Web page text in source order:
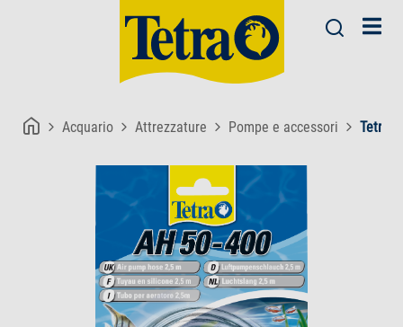
Acquario Attrezzature Pompe e accessori Tetra